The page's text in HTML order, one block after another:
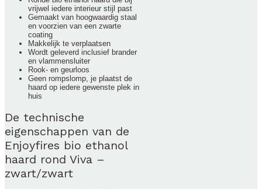
vrijwel iedere interieur stijl past
Gemaakt van hoogwaardig staal
en voorzien van een zwarte
coating
Makkelijk te verplaatsen
Wordt geleverd inclusief brander
en vlammensluiter
Rook- en geurloos
Geen rompslomp, je plaatst de
haard op iedere gewenste plek in
huis
De technische
eigenschappen van de
Enjoyfires bio ethanol
haard rond Viva –
zwart/zwart